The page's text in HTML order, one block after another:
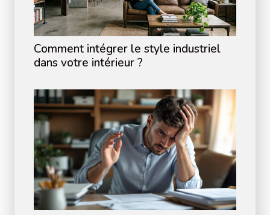
Comment intégrer le style industriel
dans votre intérieur ?